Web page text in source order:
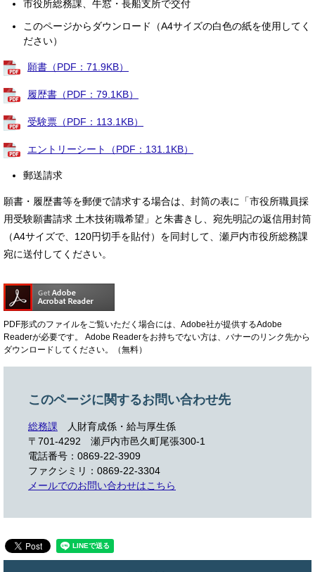
市役所総務課、牛窓・長船支所で交付
このページからダウンロード（A4サイズの白色の紙を使用してく
ださい）
願書（PDF：71.9KB）
履歴書（PDF：79.1KB）
受験票（PDF：113.1KB）
エントリーシート（PDF：131.1KB）
郵送請求
願書・履歴書等を郵便で請求する場合は、封筒の表に「市役所職員採
用受験願書請求 土木技術職希望」と朱書きし、宛先明記の返信用封筒
（A4サイズで、120円切手を貼付）を同封して、瀬戸内市役所総務課
宛に送付してください。
PDF形式のファイルをご覧いただく場合には、Adobe社が提供するAdobe
Readerが必要です。
Adobe Readerをお持ちでない方は、バナーのリンク先から
ダウンロードしてください。（無料）
このページに関するお問い合わせ先
総務課
人財育成係・給与厚生係
〒701-4292
瀬戸内市邑久町尾張300-1
電話番号：0869-22-3909
ファクシミリ：0869-22-3304
メールでのお問い合わせはこちら